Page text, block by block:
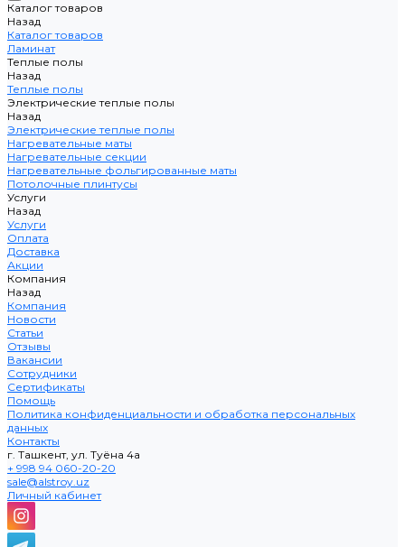
Каталог товаров
Назад
Каталог товаров
Ламинат
Теплые полы
Назад
Теплые полы
Электрические теплые полы
Назад
Электрические теплые полы
Нагревательные маты
Нагревательные секции
Нагревательные фольгированные маты
Потолочные плинтусы
Услуги
Назад
Услуги
Оплата
Доставка
Акции
Компания
Назад
Компания
Новости
Статьи
Отзывы
Вакансии
Сотрудники
Сертификаты
Помощь
Политика конфиденциальности и обработка персональных
данных
Контакты
г. Ташкент, ул. Туёна 4а
+ 998 94 060-20-20
sale@alstroy.uz
Личный кабинет